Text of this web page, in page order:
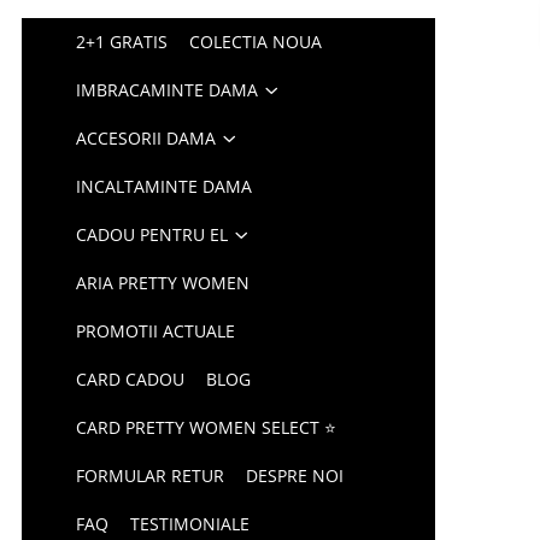
2+1 GRATIS COLECTIA NOUA
IMBRACAMINTE DAMA
ACCESORII DAMA
INCALTAMINTE DAMA
CADOU PENTRU EL
ARIA PRETTY WOMEN
PROMOTII ACTUALE
CARD CADOU BLOG
CARD PRETTY WOMEN SELECT ⭐
FORMULAR RETUR DESPRE NOI
FAQ TESTIMONIALE